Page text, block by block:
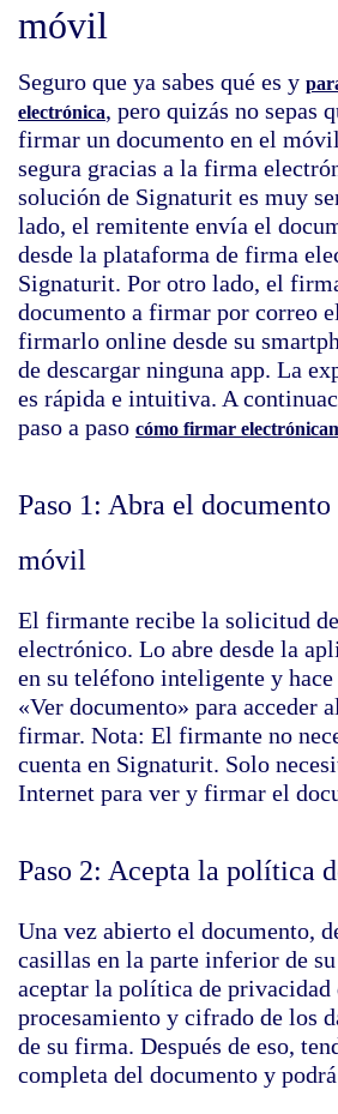
móvil
Seguro que ya sabes qué es y
electrónica, pero quizás no sepas
firmar un documento en el
segura gracias a la firma
solución de Signaturit es muy
lado, el remitente envía el
desde la plataforma de firma
Signaturit. Por otro lado, el
documento a firmar por correo
firmarlo online desde su
de descargar ninguna app. La
es rápida e intuitiva. A
paso a paso cómo firmar
Paso 1: Abra el
móvil
El firmante recibe la solicitud
electrónico. Lo abre desde la
en su teléfono inteligente y
«Ver documento» para acceder
firmar. Nota: El firmante no
cuenta en Signaturit. Solo
Internet para ver y firmar el
Paso 2: Acepta la política
Una vez abierto el documento,
casillas en la parte inferior de
aceptar la política de
procesamiento y cifrado de los
de su firma. Después de eso,
completa del documento y